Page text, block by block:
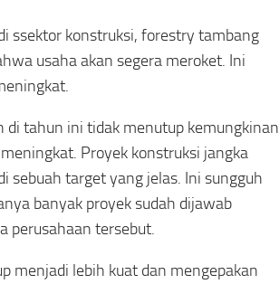
ssektor konstruksi, forestry tambang
usaha akan segera meroket. Ini
tahun ini tidak menutup kemungkinan
Proyek konstruksi jangka
sebuah target yang jelas. Ini sungguh
banyak proyek sudah dijawab
perusahaan tersebut.
menjadi lebih kuat dan mengepakan